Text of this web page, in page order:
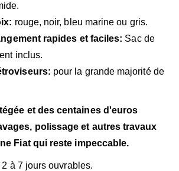
rouge, noir, bleu marine ou gris.
rapides et faciles: Sac de
inclus.
pour la grande majorité de
et des centaines d'euros
polissage et autres travaux
Fiat qui reste impeccable.
à 7 jours ouvrables.